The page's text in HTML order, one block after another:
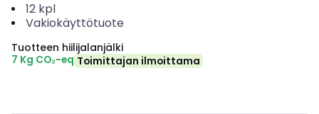
12 kpl
Vakiokäyttötuote
Tuotteen hiilijalanjälki
7 Kg CO₂-eq Toimittajan ilmoittama